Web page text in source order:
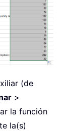
(de
>
la función
la(s)